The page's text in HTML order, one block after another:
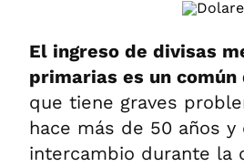
El ingreso de divisas
primarias es un
que tiene graves
hace más de 50 años
intercambio durante la